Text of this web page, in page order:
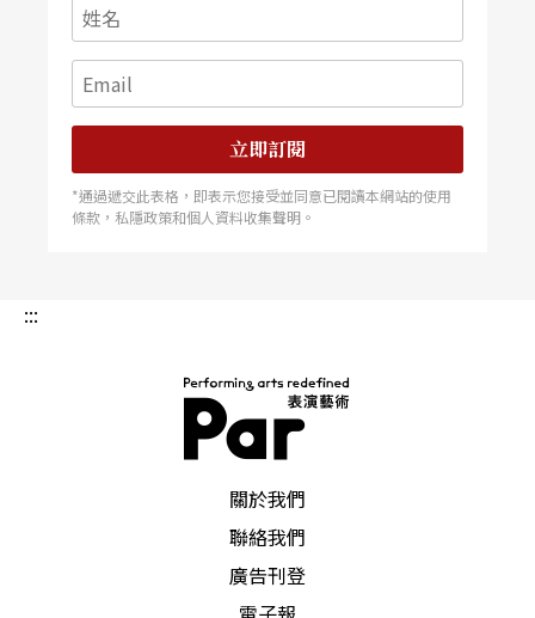
立即訂閱
*通過遞交此表格，即表示您接受並同意已閱讀本網站的使用
條款，私隱政策和個人資料收集聲明。
:::
關於我們
聯絡我們
廣告刊登